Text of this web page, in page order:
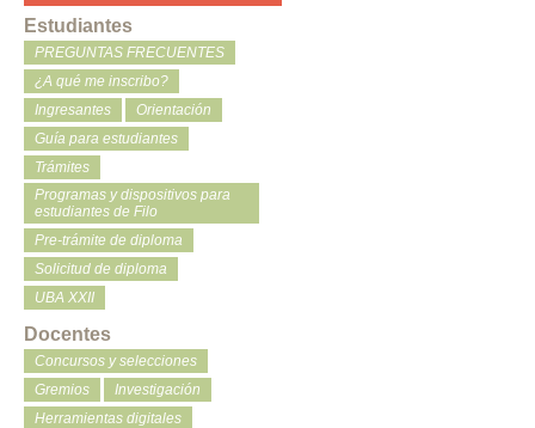
Estudiantes
PREGUNTAS FRECUENTES
¿A qué me inscribo?
Ingresantes
Orientación
Guía para estudiantes
Trámites
Programas y dispositivos para
estudiantes de Filo
Pre-trámite de diploma
Solicitud de diploma
UBA XXII
Docentes
Concursos y selecciones
Gremios
Investigación
Herramientas digitales